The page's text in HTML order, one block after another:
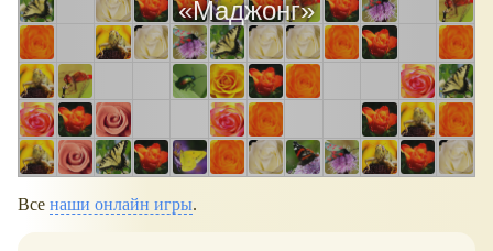
«Маджонг»
Все наши онлайн игры.